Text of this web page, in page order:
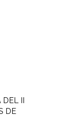
DEL II
DE